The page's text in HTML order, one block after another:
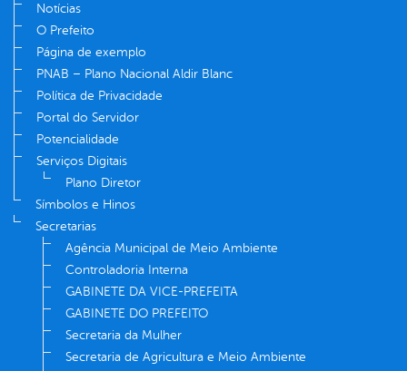
Notícias
O Prefeito
Página de exemplo
PNAB – Plano Nacional Aldir Blanc
Política de Privacidade
Portal do Servidor
Potencialidade
Serviços Digitais
Plano Diretor
Símbolos e Hinos
Secretarias
Agência Municipal de Meio Ambiente
Controladoria Interna
GABINETE DA VICE-PREFEITA
GABINETE DO PREFEITO
Secretaria da Mulher
Secretaria de Agricultura e Meio Ambiente